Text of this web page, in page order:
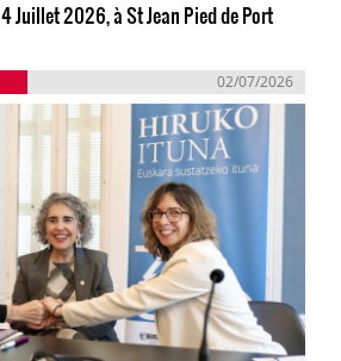
Juillet 2026, à St Jean Pied de Port
02/07/2026